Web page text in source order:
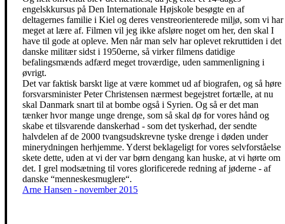
engelskkursus på Den Internationale Højskole besøgte en af
deltagernes familie i Kiel og deres venstreorienterede miljø, som vi har
meget at lære af. Filmen vil jeg ikke afsløre noget om her, den skal I
have til gode at opleve. Men når man selv har oplevet rekruttiden i det
danske militær sidst i 1950erne, så virker filmens datidige
befalingsmænds adfærd meget troværdige, uden sammenligning i
øvrigt.
Det var faktisk barskt lige at være kommet ud af biografen, og så høre
forsvarsminister Peter Christensen nærmest begejstret fortælle, at nu
skal Danmark snart til at bombe også i Syrien. Og så er det man
tænker hvor mange unge drenge, som så skal dø for vores hånd og
skabe et tilsvarende danskerhad - som det tyskerhad, der sendte
halvdelen af de 2000 tvangsudskrevne tyske drenge i døden under
minerydningen herhjemme. Yderst beklageligt for vores selvforståelse
skete dette, uden at vi der var børn dengang kan huske, at vi hørte om
det. I grel modsætning til vores glorificerede redning af jøderne - af
danske “menneskesmuglere“.
Arne Hansen - november 2015